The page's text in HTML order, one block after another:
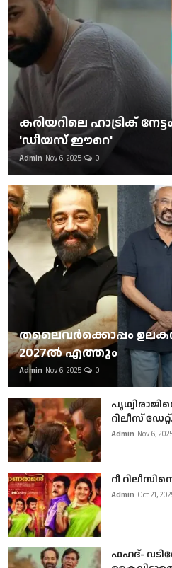
കരിയറിലെ ഹാട്രിക്
'ഡീയസ് ഈറെ'
Admin Nov 6, 2025 0
തലൈവര്‍ക്കൊപ്പം
2027ല്‍ എത്തും
Admin Nov 6, 2025 0
റിലീസ്
Admin Nov 6,
റീ
Admin Oct 21,
ഫഹദ്-